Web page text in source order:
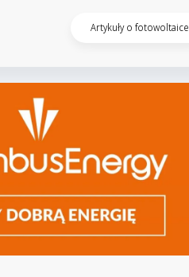
Artykuły o fotowoltaice